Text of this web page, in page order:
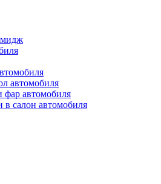
автомобиля
фар автомобиля
салон автомобиля